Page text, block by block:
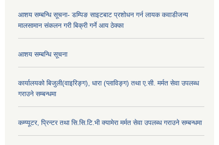
आशय सम्बन्धि सूचना- डम्पिङ साइटबाट प्रशोधन गर्न लायक कवाडीजन्य
मालसामान संकलन गरी बिक्री गर्ने आय ठेक्का
आशय सम्बन्धि सूचना
कार्यालयको बिजुली(वाइरिङ्ग), धारा (प्लाविङ्ग) तथा ए.सी. मर्मत सेवा उपलब्ध
गराउने सम्बन्धमा
कम्प्यूटर, प्रिन्टर तथा सि.सि.टि.भी क्यामेरा मर्मत सेवा उपलब्ध गराउने सम्बन्धमा